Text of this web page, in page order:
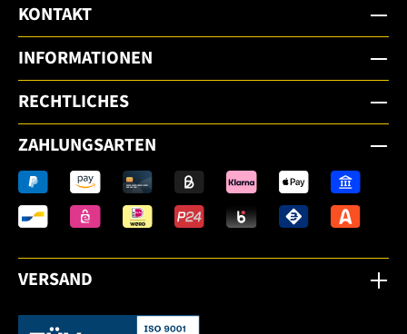
KONTAKT
INFORMATIONEN
RECHTLICHES
ZAHLUNGSARTEN
VERSAND